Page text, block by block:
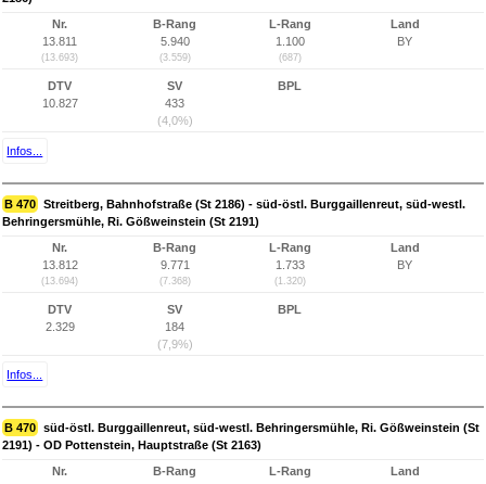
Nr.
13.811
(13.693)
B-Rang
5.940
(3.559)
L-Rang
1.100
(687)
Land
BY
DTV
10.827
SV
433
(4,0%)
BPL
Infos...
B 470 Streitberg, Bahnhofstraße (St 2186) - süd-östl. Burggaillenreut, süd-westl.
Behringersmühle, Ri. Gößweinstein (St 2191)
Nr.
13.812
(13.694)
B-Rang
9.771
(7.368)
L-Rang
1.733
(1.320)
Land
BY
DTV
2.329
SV
184
(7,9%)
BPL
Infos...
B 470 süd-östl. Burggaillenreut, süd-westl. Behringersmühle, Ri. Gößweinstein (St
2191) - OD Pottenstein, Hauptstraße (St 2163)
Nr.
B-Rang
L-Rang
Land